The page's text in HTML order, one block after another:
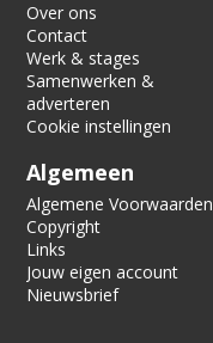
Over ons
Contact
Werk & stages
Samenwerken &
adverteren
Cookie instellingen
Algemeen
Algemene Voorwaarden
Copyright
Links
Jouw eigen account
Nieuwsbrief